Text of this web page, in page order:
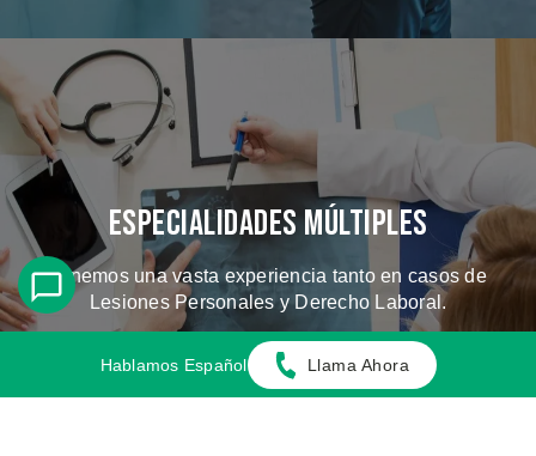
Especialidades Múltiples
Tenemos una vasta experiencia tanto en casos de
Lesiones Personales y Derecho Laboral.
CONOZCA LOS CASOS QUE
MANEJAMOS
Hablamos Español Llama Ahora